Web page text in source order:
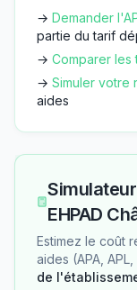
→ Demander
partie du tarif
→ Comparer les
→ Simuler votre
aides
EHPAD
Estimez le coût
aides (APA, APL,
de